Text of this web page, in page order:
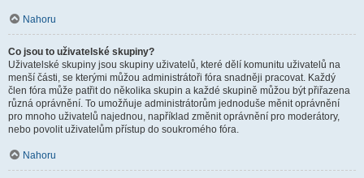
Nahoru
Co jsou to uživatelské skupiny?
Uživatelské skupiny jsou skupiny uživatelů, které dělí komunitu uživatelů na
menší části, se kterými můžou administrátoři fóra snadněji pracovat. Každý
člen fóra může patřit do několika skupin a každé skupině můžou být přiřazena
různá oprávnění. To umožňuje administrátorům jednoduše měnit oprávnění
pro mnoho uživatelů najednou, například změnit oprávnění pro moderátory,
nebo povolit uživatelům přístup do soukromého fóra.
Nahoru